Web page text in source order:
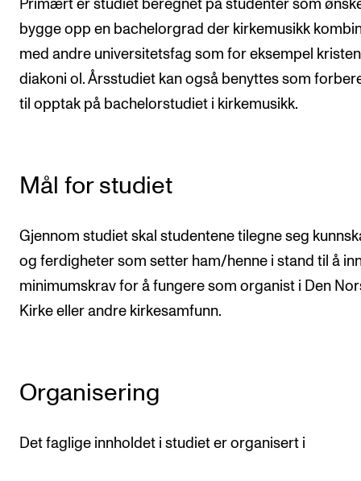
Nettverk
IN.TUNE
AKTUELT
Nyheter og historier
INFO
Om Norges musikkhøgskole
Kontakt oss
Primært er studiet beregnet på studenter som
bygge opp en bachelorgrad der kirkemusikk
med andre universitetsfag som for eksempel
diakoni ol. Årsstudiet kan også benyttes som
til opptak på bachelorstudiet i kirkemusikk.
Mål for studiet
Gjennom studiet skal studentene tilegne seg
og ferdigheter som setter ham/henne i stand til å
minimumskrav for å fungere som organist i Den
Kirke eller andre kirkesamfunn.
Organisering
Det faglige innholdet i studiet er organisert i